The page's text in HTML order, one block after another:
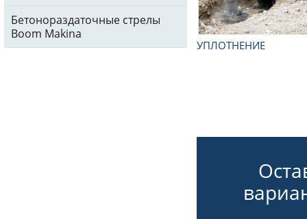
Бетонораздаточные стрелы
Boom Makina
УПЛОТНЕНИЕ